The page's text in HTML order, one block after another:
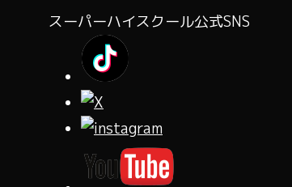
スーパーハイスクール公式SNS